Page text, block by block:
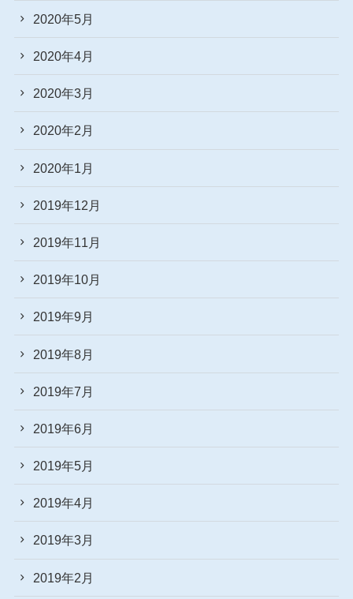
2020年5月
2020年4月
2020年3月
2020年2月
2020年1月
2019年12月
2019年11月
2019年10月
2019年9月
2019年8月
2019年7月
2019年6月
2019年5月
2019年4月
2019年3月
2019年2月